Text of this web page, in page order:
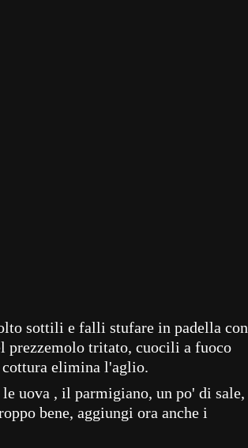
sottili e falli stufare in padella con
prezzemolo tritato, cuocili a fuoco
cottura elimina l'aglio.
uova , il parmigiano, un po' di sale,
bene, aggiungi ora anche i